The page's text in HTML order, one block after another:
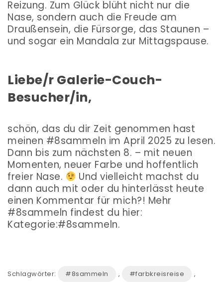
Reizung. Zum Glück blüht nicht nur die
Nase, sondern auch die Freude am
Draußensein, die Fürsorge, das Staunen –
und sogar ein Mandala zur Mittagspause.
Liebe/r Galerie-Couch-
Besucher/in,
schön, das du dir Zeit genommen hast
meinen #8sammeln im April 2025 zu lesen.
Dann bis zum nächsten 8. – mit neuen
Momenten, neuer Farbe und hoffentlich
freier Nase.
Und vielleicht machst du
dann auch mit oder du hinterlässt heute
einen Kommentar für mich?! Mehr
#8sammeln findest du hier:
Kategorie:#8sammeln.
Schlagwörter: #8sammeln , #farbkreisreise ,